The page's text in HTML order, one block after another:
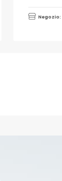
Negozio: